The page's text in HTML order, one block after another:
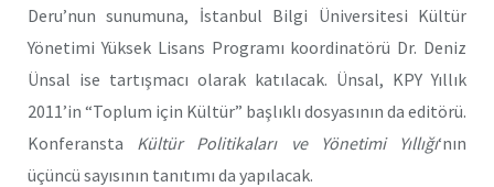
Deru’nun sunumuna, İstanbul Bilgi Üniversitesi Kültür
Yönetimi Yüksek Lisans Programı koordinatörü Dr. Deniz
Ünsal ise tartışmacı olarak katılacak. Ünsal, KPY Yıllık
2011’in “Toplum için Kültür” başlıklı dosyasının da editörü.
Konferansta Kültür Politikaları ve Yönetimi Yıllığı‘nın
üçüncü sayısının tanıtımı da yapılacak.